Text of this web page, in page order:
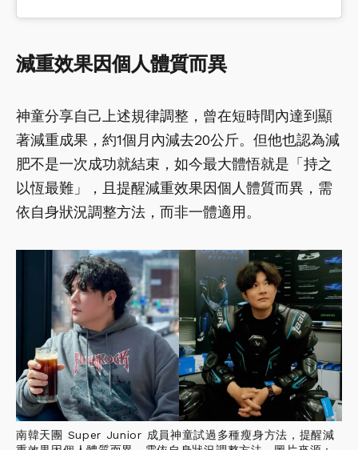
減重效果因個人體質而異
神童分享自己上述規律調整，曾在短時間內達到顯
著減重成果，約1個月內減去20公斤。但他也認為減
肥不是一次成功就結束，如今最大體悟就是「持之
以恆最難」，且提醒減重效果因個人體質而異，需
依自身狀況調整方法，而非一體適用。
南韓天團 Super Junior 成員神童試過多種瘦身方法，提醒減